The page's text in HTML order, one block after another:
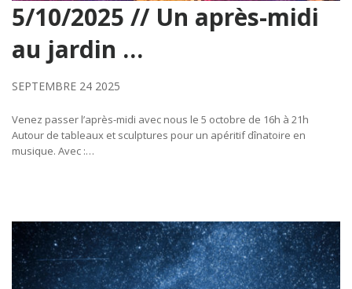
5/10/2025 // Un après-midi
au jardin …
SEPTEMBRE 24 2025
Venez passer l’après-midi avec nous le 5 octobre de 16h à 21h
Autour de tableaux et sculptures pour un apéritif dînatoire en
musique. Avec :…